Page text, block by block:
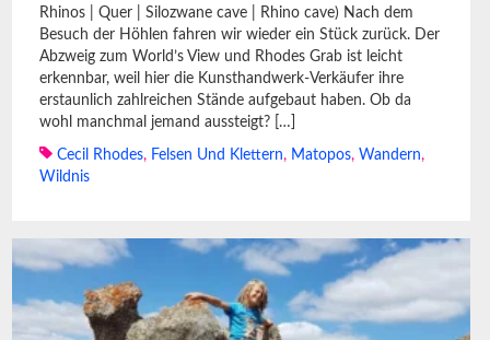
Rhinos | Quer | Silozwane cave | Rhino cave) Nach dem
Besuch der Höhlen fahren wir wieder ein Stück zurück. Der
Abzweig zum World’s View und Rhodes Grab ist leicht
erkennbar, weil hier die Kunsthandwerk-Verkäufer ihre
erstaunlich zahlreichen Stände aufgebaut haben. Ob da
wohl manchmal jemand aussteigt? […]
Cecil Rhodes, Felsen Und Klettern, Matopos, Wandern,
Wildnis